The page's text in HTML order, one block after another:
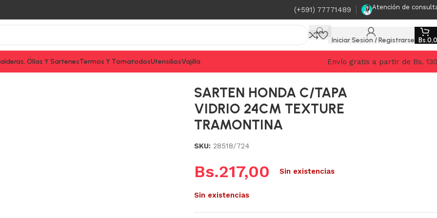
(+591) 77771489 Atención de
Iniciar Sesión / Registrarse Bs.
Ollas Y SartenesTermos Y TomatodosUtensiliosVajilla
Envío gratis a partir de Bs.
SARTEN HONDA C/TAPA
VIDRIO 24CM TEXTURE
TRAMONTINA
SKU: 28518/724
Bs.217,00 Sin existencias
Sin existencias